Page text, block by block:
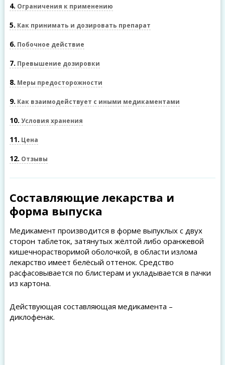
4 Ограничения к применению
5 Как принимать и дозировать препарат
6 Побочное действие
7 Превышение дозировки
8 Меры предосторожности
9 Как взаимодействует с иными медикаментами
10 Условия хранения
11 Цена
12 Отзывы
Составляющие лекарства и
форма выпуска
Медикамент производится в форме выпуклых с двух
сторон таблеток, затянутых жёлтой либо оранжевой
кишечнорастворимой оболочкой, в области излома
лекарство имеет белёсый оттенок. Средство
расфасовывается по блистерам и укладывается в пачки
из картона.
Действующая составляющая медикамента –
диклофенак.